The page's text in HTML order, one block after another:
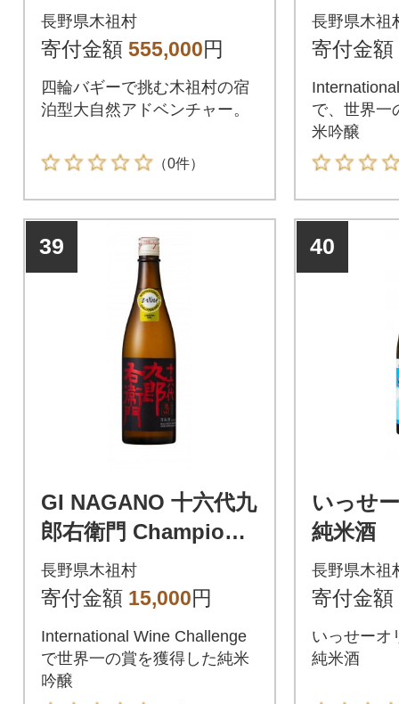
場 バギーツアー 宿
泊プラン(2名様分)
長野県木祖村
寄付金額 555,000円
四輪バギーで挑む木祖村の宿
泊型大自然アドベンチャー。
（0件）
ake 1.8L
長野県木祖
寄付金額
で、世界一
米吟醸
39
GI NAGANO 十六代九
郎右衛門 Champion S
ake 720ml
長野県木祖村
寄付金額 15,000円
International Wine Challenge
で世界一の賞を獲得した純米
吟醸
40
いっせ
純米酒
長野県木祖
寄付金額
いっせーオ
純米酒